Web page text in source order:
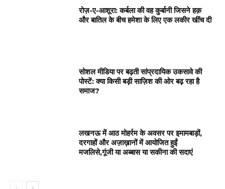
रोज़-ए-आशूरा: कर्बला की वह कुर्बानी जिसने हक़
और बातिल के बीच हमेशा के लिए एक लकीर खींच दी
सोशल मीडिया पर बढ़ती सांप्रदायिक उकसावे की
पोस्टें: क्या किसी बड़ी साज़िश की ओर बढ़ रहा है
समाज?
लखनऊ में आठ मोहर्रम के अवसर पर इमामबाड़ों,
दरगाहों और अज़ाख़ानों में आयोजित हुईं
मजलिसे,गूंजी या अब्बास या सकीना की सदाएं